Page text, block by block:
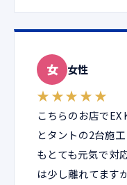
女 女性
★★★★★
こちらのお店でEX
とタントの2台施
もとても元気で対
は少し離れてます